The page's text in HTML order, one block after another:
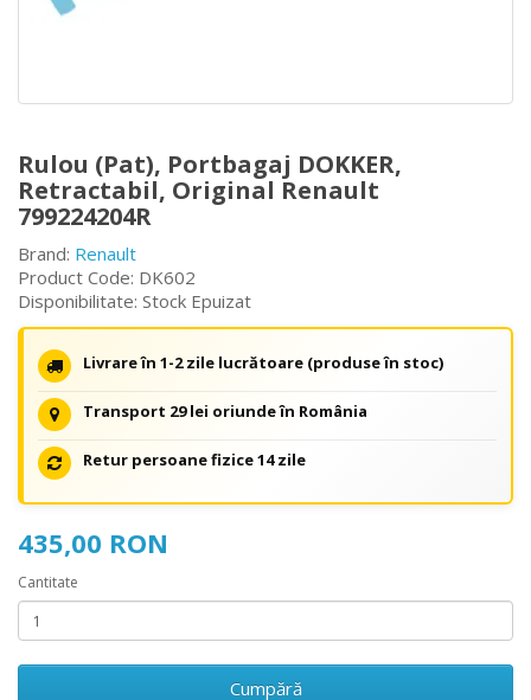
Rulou (Pat), Portbagaj DOKKER,
Retractabil, Original Renault
799224204R
Brand: Renault
Product Code: DK602
Disponibilitate: Stock Epuizat
Livrare în 1-2 zile lucrătoare (produse în stoc)
Transport 29 lei oriunde în România
Retur persoane fizice 14 zile
435,00 RON
Cantitate
Cumpără